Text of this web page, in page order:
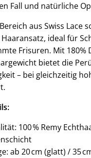
Fall und natürliche
aus Swiss Lace
ideal für
Frisuren. Mit 180%
bietet die
– bei gleichzeitig
100 % Remy
ab 20 cm (glatt) / 35